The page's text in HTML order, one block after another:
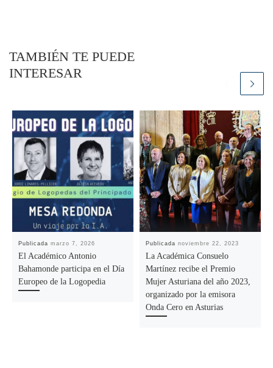
TAMBIÉN TE PUEDE
INTERESAR
Publicadamarzo 7, 2026
El Académico Antonio
Bahamonde participa en el Día
Europeo de la Logopedia
Publicadanoviembre 22, 2023
La Académica Consuelo
Martínez recibe el Premio
Mujer Asturiana del año 2023,
organizado por la emisora
Onda Cero en Asturias